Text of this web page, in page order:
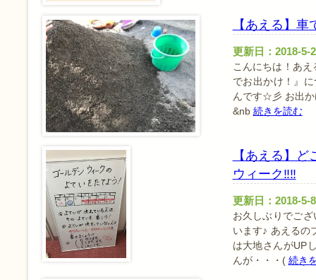
【あえる】
更新日：2018-5-
こんにちは！あ
でお出かけ！』
んです☆彡 お出
&nb 続きを読む
【あえる】
ウィーク‼‼
更新日：2018-5-8
お久しぶりでご
います♪ あえるの
は大地さんがUP
んが・・・( 続き